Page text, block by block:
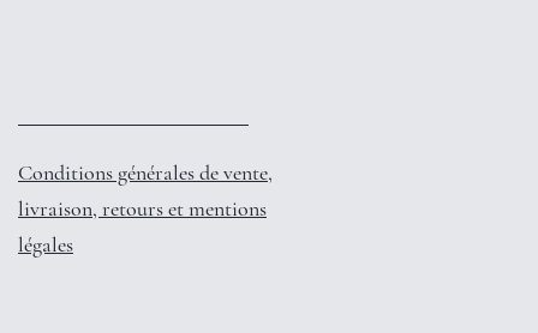
Conditions générales de vente,
livraison, retours et mentions
légales